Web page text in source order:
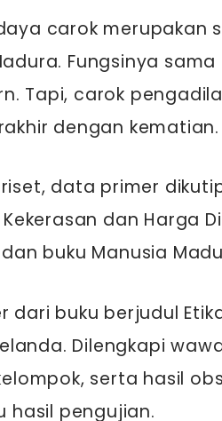
carok merupakan
Fungsinya
Tapi, carok
dengan kematian.
data primer
dan Harga
buku Manusia
dari buku berjudul
Dilengkapi
serta hasil
hasil pengujian.